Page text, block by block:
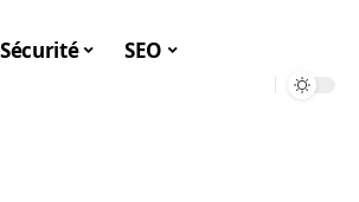
Sécurité SEO